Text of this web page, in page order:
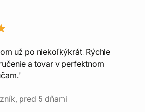
už po niekoľkýkrát. Rýchle
a tovar v perfektnom
pred 5 dňami